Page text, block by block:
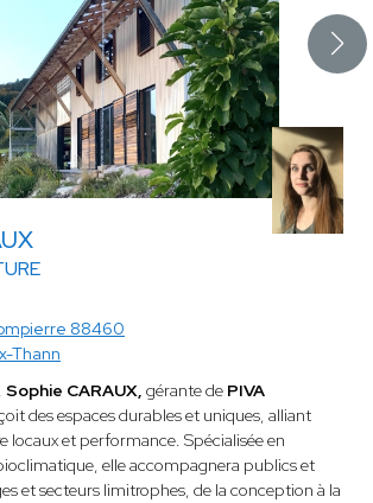
88460
Thann
Sophie CARAUX, gérante de PIVA
des espaces durables et uniques, alliant
locaux et performance. Spécialisée en
elle accompagnera publics et
et secteurs limitrophes, de la conception à la